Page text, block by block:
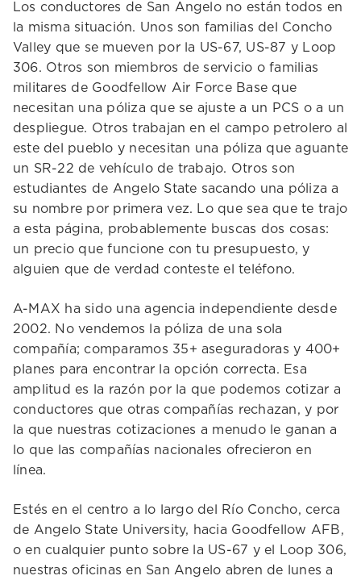
Los conductores de San Angelo no están todos en
la misma situación. Unos son familias del Concho
Valley que se mueven por la US-67, US-87 y Loop
306. Otros son miembros de servicio o familias
militares de Goodfellow Air Force Base que
necesitan una póliza que se ajuste a un PCS o a un
despliegue. Otros trabajan en el campo petrolero al
este del pueblo y necesitan una póliza que aguante
un SR-22 de vehículo de trabajo. Otros son
estudiantes de Angelo State sacando una póliza a
su nombre por primera vez. Lo que sea que te trajo
a esta página, probablemente buscas dos cosas:
un precio que funcione con tu presupuesto, y
alguien que de verdad conteste el teléfono.
A-MAX ha sido una agencia independiente desde
2002. No vendemos la póliza de una sola
compañía; comparamos 35+ aseguradoras y 400+
planes para encontrar la opción correcta. Esa
amplitud es la razón por la que podemos cotizar a
conductores que otras compañías rechazan, y por
la que nuestras cotizaciones a menudo le ganan a
lo que las compañías nacionales ofrecieron en
línea.
Estés en el centro a lo largo del Río Concho, cerca
de Angelo State University, hacia Goodfellow AFB,
o en cualquier punto sobre la US-67 y el Loop 306,
nuestras oficinas en San Angelo abren de lunes a